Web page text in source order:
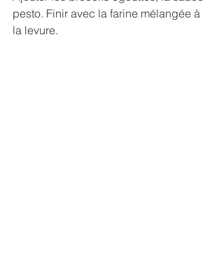
pesto. Finir avec la farine mélangée à
la levure.